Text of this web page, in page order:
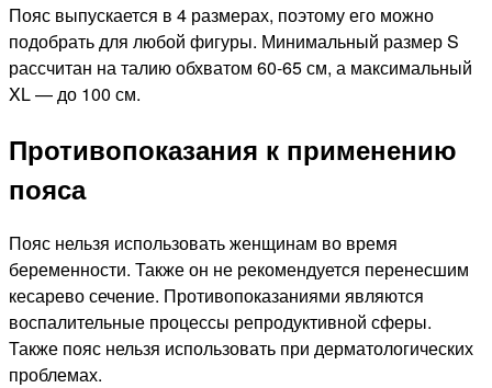
Пояс выпускается в 4 размерах, поэтому его можно
подобрать для любой фигуры. Минимальный размер S
рассчитан на талию обхватом 60-65 см, а максимальный
XL — до 100 см.
Противопоказания к применению
пояса
Пояс нельзя использовать женщинам во время
беременности. Также он не рекомендуется перенесшим
кесарево сечение. Противопоказаниями являются
воспалительные процессы репродуктивной сферы.
Также пояс нельзя использовать при дерматологических
проблемах.